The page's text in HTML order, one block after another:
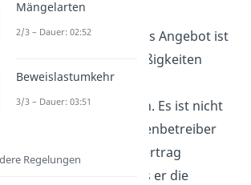
akzeptiertwerden
(Willenserklärungen). Das Angebot ist
in diesem Fall der mit Süßigkeiten
befüllte Automat mit den
ausgeschilderten Preisen. Es ist nicht
nötig, dass der Automatenbetreiber
mit dir den Vertrag
ausmacht. Es reicht, dass er die
Mängelarten
2/3 – Dauer: 02:52
Beweislastumkehr
3/3 – Dauer: 03:51
Regelungen